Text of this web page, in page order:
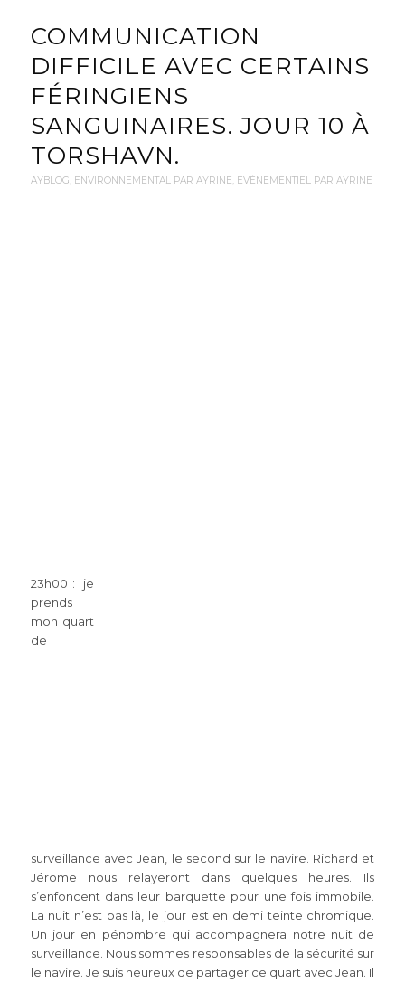
COMMUNICATION
DIFFICILE AVEC CERTAINS
FÉRINGIENS
SANGUINAIRES. JOUR 10 À
TORSHAVN.
AYBLOG, ENVIRONNEMENTAL PAR AYRINE, ÉVÈNEMENTIEL PAR AYRINE
23h00 : je
prends
mon quart
de
surveillance avec Jean, le second sur le navire. Richard et
Jérome nous relayeront dans quelques heures. Ils
s’enfoncent dans leur barquette pour une fois immobile.
La nuit n’est pas là, le jour est en demi teinte chromique.
Un jour en pénombre qui accompagnera notre nuit de
surveillance. Nous sommes responsables de la sécurité sur
le navire. Je suis heureux de partager ce quart avec Jean. Il